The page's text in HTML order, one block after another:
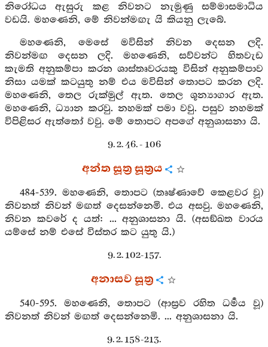
නිරෝධය ඇසුරු කළ නිවනට නැමුණු සම්මාසමාධිය
වඩයි. මහණෙනි, මේ නිවන්මඟැ යි කියනු ලැබේ.
මහණෙනි, මෙසේ මවිසින් නිවන දෙසන ලදි.
නිවන්මඟ දෙසන ලදි. මහණෙනි, සව්වන්ට හිතවැඩ
කැමති අනුකම්පා කරන ශාස්තෘවරයකු විසින් අනුකම්පාව
නිසා යමක් කටයුතු නම් එය මවිසින් තොපට කරන ලදි.
මහණෙනි, තෙල රුක්මුල් ඇත. තෙල ශූන්‍යාගාර ඇත.
මහණෙනි, ධ්‍යාන කරවු. නහමක් පමා වවු. පසුව නහමක්
විපිළිසර ඇත්තෝ වවු. මේ තොපට අපගේ අනුශාසනා යි.
9. 2. 46. - 106
අන්ත සූත්‍ර සූත්‍රය
484-539. මහණෙනි, තොපට (තෘෂ්ණාවේ කෙළවර වූ)
නිවනත් නිවන් මඟත් දෙසන්නෙමි. එය අසවු. මහණෙනි,
නිවන කවරේ ද යත්: ... අනුශාසනා යි. (අසඞ්ඛත වාරය
යම්සේ නම් එසේ විස්තර කට යුතු යි.)
9. 2. 102-157.
අනාසව සූත්‍ර
540-595. මහණෙනි, තොපට (ආස්‍රව රහිත ධර්‍මය වූ)
නිවනත් නිවන් මඟත් දෙසන්නෙමි. ... අනුශාසනා යි.
9. 2. 158-213.